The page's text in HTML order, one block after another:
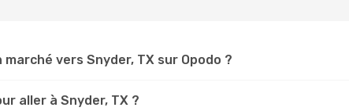
vers Snyder, TX sur Opodo ?
aller à Snyder, TX ?